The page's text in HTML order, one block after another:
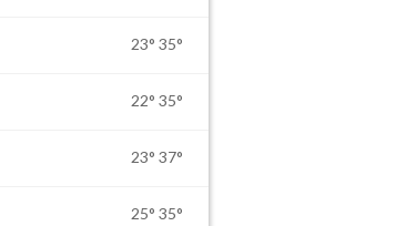
23° 35°
22° 35°
23° 37°
25° 35°